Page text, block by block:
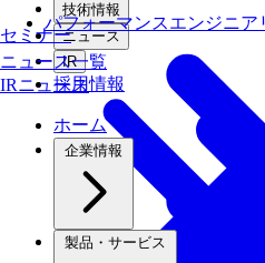
技術情報
セミナーニュース
ニュース一覧
IR
採用情報
ホーム
企業情報
製品・サービス
パフォーマンスエンジニア
IRニュース